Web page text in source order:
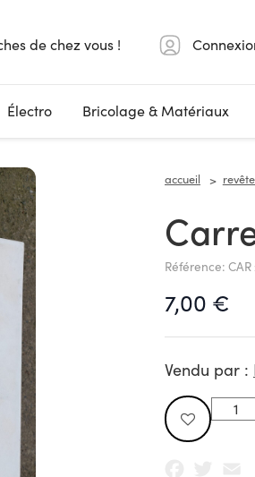
de chez vous !
Électro Bricolage & Matériaux
accueil
Référence: CAR
7,00 €
Vendu par :